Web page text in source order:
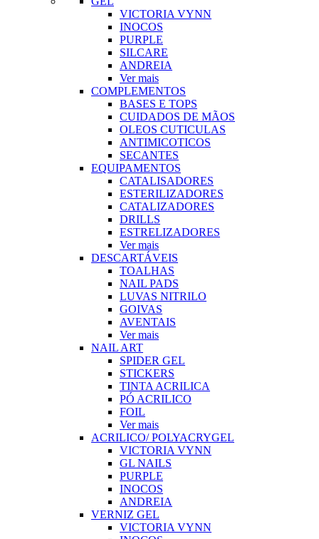
VICTORIA VYNN
INOCOS
PURPLE
SILCARE
ANDREIA
Ver mais
COMPLEMENTOS
BASES E TOPS
CUIDADOS DE MÃOS
OLEOS CUTICULAS
ANTIMICOTICOS
SECANTES
EQUIPAMENTOS
CATALISADORES
ESTERILIZADORES
CATALIZADORES
DRILLS
ESTRELIZADORES
Ver mais
DESCARTÁVEIS
TOALHAS
NAIL PADS
LUVAS NITRILO
GOIVAS
AVENTAIS
Ver mais
NAIL ART
SPIDER GEL
STICKERS
TINTA ACRILICA
PÓ ACRILICO
FOIL
Ver mais
ACRILICO/ POLYACRYGEL
VICTORIA VYNN
GL NAILS
PURPLE
INOCOS
ANDREIA
VERNIZ GEL
VICTORIA VYNN